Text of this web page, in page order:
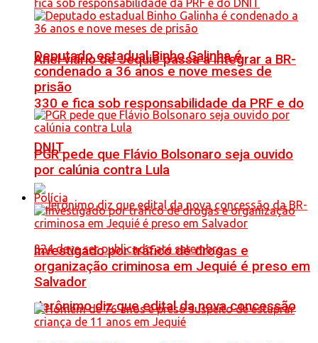
Anel viário de Jequié passa a integrar a BR-
330 e fica sob responsabilidade da PRF e do
DNIT
Jerônimo diz que edital da nova concessão
Deputado estadual Binho Galinha é
condenado a 36 anos e nove meses de
prisão
PGR pede que Flávio Bolsonaro seja ouvido
por calúnia contra Lula
Polícia
Investigado por tráfico de drogas e
organização criminosa em Jequié é preso em
Salvador